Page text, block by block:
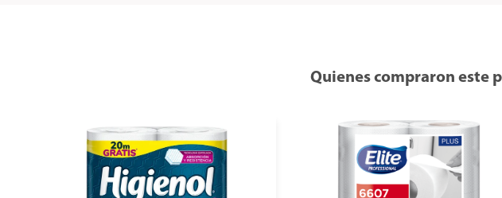
Quienes compraron este